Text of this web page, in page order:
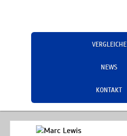
VERGLEICHE
NEWS
KONTAKT